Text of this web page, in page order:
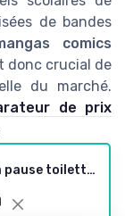
de bandes
comics
donc crucial de
du marché.
de prix
mises enChasse — Histoires et jeux pour la pause toilettes